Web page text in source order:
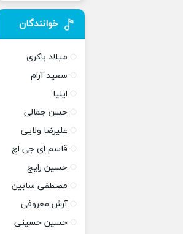
خوانندگان
میلاد باکری
سعید آرام
ایلیا
حسن جمالی
علیرضا ولایی
قاسم ای جی اچ
حسین رایج
مصطفی سابین
آرش معروفی
حسین حسینی